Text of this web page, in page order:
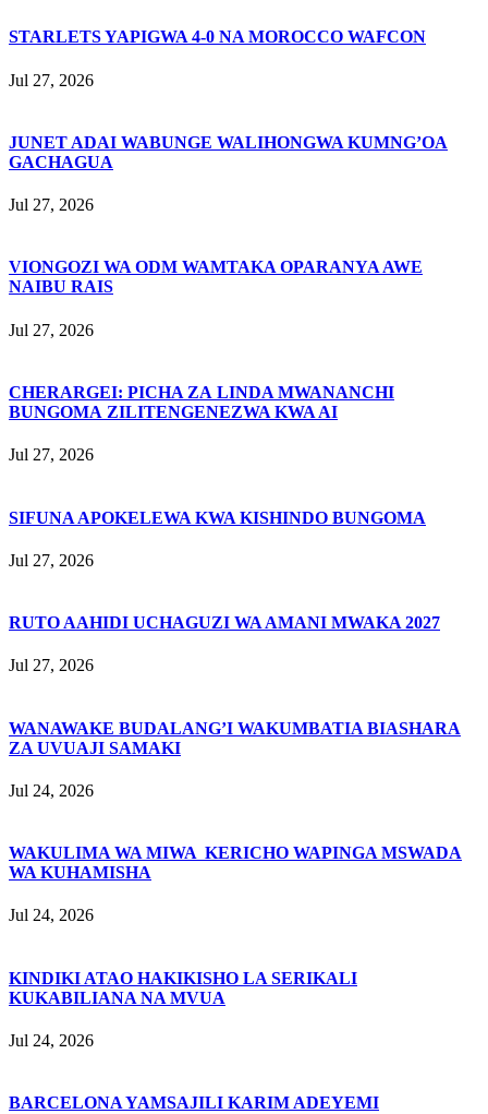
STARLETS YAPIGWA 4-0 NA MOROCCO WAFCON
Jul 27, 2026
JUNET ADAI WABUNGE WALIHONGWA KUMNG’OA
GACHAGUA
Jul 27, 2026
VIONGOZI WA ODM WAMTAKA OPARANYA AWE
NAIBU RAIS
Jul 27, 2026
CHERARGEI: PICHA ZA LINDA MWANANCHI
BUNGOMA ZILITENGENEZWA KWA AI
Jul 27, 2026
SIFUNA APOKELEWA KWA KISHINDO BUNGOMA
Jul 27, 2026
RUTO AAHIDI UCHAGUZI WA AMANI MWAKA 2027
Jul 27, 2026
WANAWAKE BUDALANG’I WAKUMBATIA BIASHARA
ZA UVUAJI SAMAKI
Jul 24, 2026
WAKULIMA WA MIWA KERICHO WAPINGA MSWADA
WA KUHAMISHA
Jul 24, 2026
KINDIKI ATAO HAKIKISHO LA SERIKALI
KUKABILIANA NA MVUA
Jul 24, 2026
BARCELONA YAMSAJILI KARIM ADEYEMI